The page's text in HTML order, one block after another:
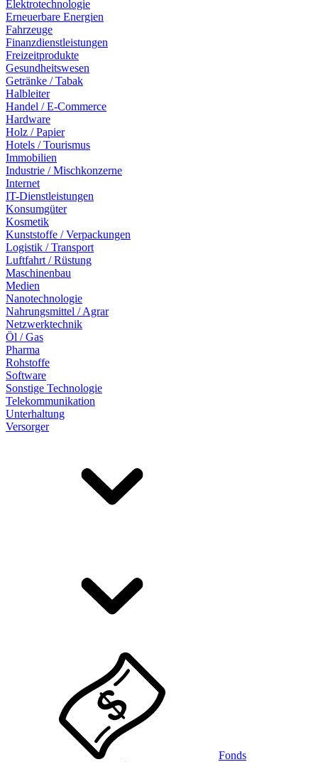
Elektrotechnologie
Erneuerbare Energien
Fahrzeuge
Finanzdienstleistungen
Freizeitprodukte
Gesundheitswesen
Getränke / Tabak
Halbleiter
Handel / E-Commerce
Hardware
Holz / Papier
Hotels / Tourismus
Immobilien
Industrie / Mischkonzerne
Internet
IT-Dienstleistungen
Konsumgüter
Kosmetik
Kunststoffe / Verpackungen
Logistik / Transport
Luftfahrt / Rüstung
Maschinenbau
Medien
Nanotechnologie
Nahrungsmittel / Agrar
Netzwerktechnik
Öl / Gas
Pharma
Rohstoffe
Software
Sonstige Technologie
Telekommunikation
Unterhaltung
Versorger
Fonds